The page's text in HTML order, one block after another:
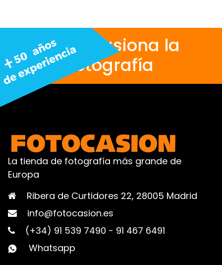
Nos apasiona la
fotografía
La tienda de fotografía más grande de
Europa
Ribera de Curtidores 22, 28005 Madrid
info@fotocasion.es
(+34) 91 539 7490 - 91 467 6491
Whatsapp